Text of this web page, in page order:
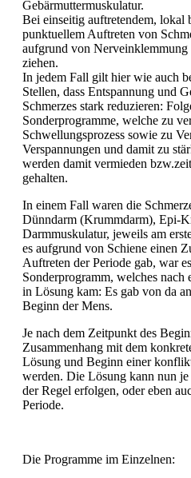
Gebärmuttermuskulatur.
Bei einseitig auftretendem, lokal
punktuellem Auftreten von
aufgrund von
ziehen.
In jedem Fall gilt hier wie auch
Stellen, dass Entspannung und
Schmerzes stark reduzieren:
Sonderprogramme, welche zu
Schwellungsprozess sowie zu
Verspannungen und damit zu
werden damit vermieden
gehalten.
In einem Fall waren die
Dünndarm (Krummdarm), Epi-
Darmmuskulatur, jeweils am
es aufgrund von Schiene einen
Auftreten der Periode gab, war
Sonderprogramm, welches nach
in Lösung kam: Es gab von da
Beginn der Mens.
Je nach dem Zeitpunkt des
Zusammenhang mit dem
Lösung und Beginn einer
werden. Die Lösung kann nun
der Regel erfolgen, oder eben
Periode.
Die Programme im Einzelnen: